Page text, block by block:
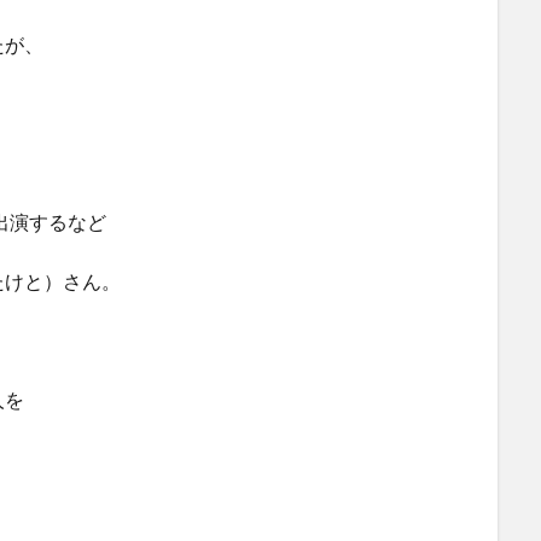
、
演するなど
と）さん。